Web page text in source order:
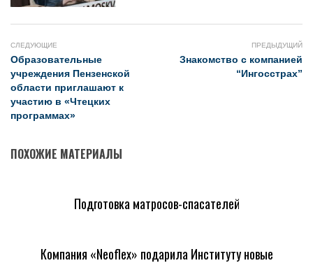
СЛЕДУЮЩИЕ
Образовательные
учреждения Пензенской
области приглашают к
участию в «Чтецких
программах»
ПРЕДЫДУЩИЙ
Знакомство с компанией
“Ингосстрах”
ПОХОЖИЕ МАТЕРИАЛЫ
Подготовка матросов-спасателей
Компания «Neoflex» подарила Институту новые